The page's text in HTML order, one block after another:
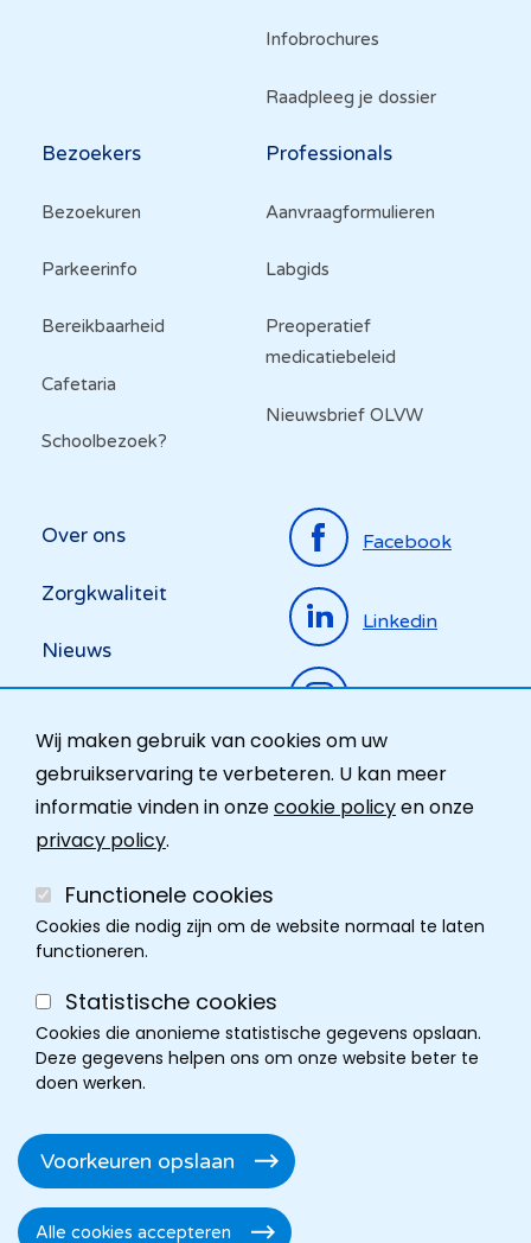
Wij maken gebruik van cookies om uw
gebruikservaring te verbeteren. U kan meer
informatie vinden in onzecookie policyen onze
privacy policy.
Functionele cookies
Cookies die nodig zijn om de website normaal te laten
functioneren.
Statistische cookies
Cookies die anonieme statistische gegevens opslaan.
Deze gegevens helpen ons om onze website beter te
doen werken.
Voorkeuren opslaan
Alle cookies accepteren
Toestemming
Infobrochures
Raadpleeg je dossier
Bezoekers
Bezoekuren
Parkeerinfo
Bereikbaarheid
Cafetaria
Schoolbezoek?
Professionals
Aanvraagformulieren
Labgids
Preoperatief
medicatiebeleid
Nieuwsbrief OLVW
Top
menu
Over ons
Zorgkwaliteit
Nieuws
Ombudsdienst
Facebook
Linkedin
Instagram
Footer
Toegankelijkheidsverklaring